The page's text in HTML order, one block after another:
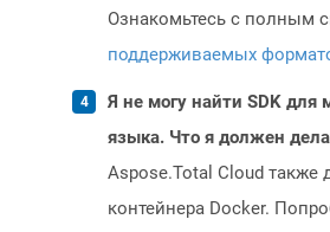
Ознакомьтесь с полным
поддерживаемых
Я не могу найти SDK для
языка. Что я должен
Aspose.Total Cloud также
контейнера Docker.